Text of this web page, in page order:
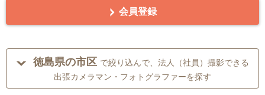
会員登録
徳島県の市区 で絞り込んで、法人（社員）撮影できる
出張カメラマン・フォトグラファーを探す